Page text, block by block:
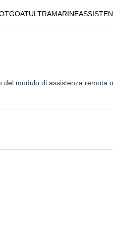
GOATULTRAMARINE
del modulo di assistenza remota